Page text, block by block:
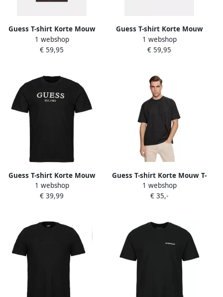
Guess T-shirt Korte Mouw
Z6BI05 K6536
1 webshop
€ 59,95
Guess T-shirt Korte Mouw
Z6BI05 K6536
1 webshop
€ 59,95
Guess T-shirt Korte Mouw
CN SS LOGO EMBROIDERY
1 webshop
€ 39,99
Guess T-shirt Korte Mouw T-
shirts--Mannen
1 webshop
€ 35,-